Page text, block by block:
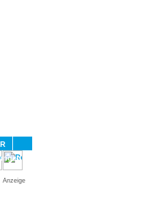
GAY
Anzeige